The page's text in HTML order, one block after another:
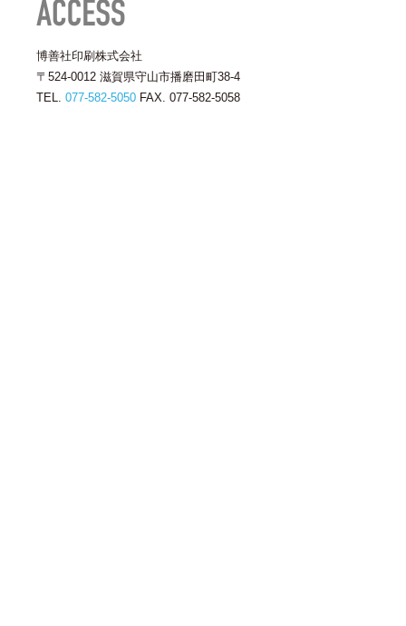
博善社印刷株式会社
〒524-0012 滋賀県守山市播磨田町38-4
TEL. 077-582-5050 FAX. 077-582-5058